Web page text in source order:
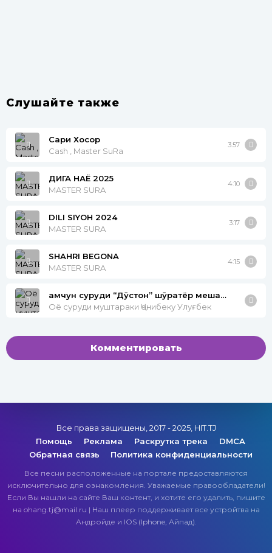
Слушайте также
Сари Хосор
Cash , Master SuRa
3:57
ДИГА НАЁ 2025
MASTER SURA
4:10
DILI SIYOH 2024
MASTER SURA
3:17
SHAHRI BEGONA
MASTER SURA
4:15
ҳамчун суруди “Дӯстон” шӯҳратёр мешавад?
Оё суруди муштараки Ҷонибеку Улуғбек
Комментировать
Все права защищены, 2017 - 2025, HIT.TJ
Помощь
Реклама Раскрутка трека
DMCA
Обратная связь
Политика конфиденциальности
Все песни расположенные на портале предоставляются
исключительно для ознакомления. Уважаемые правообладатели!
Если Вы нашли на сайте Ваш контент, и хотите его удалить, пишите
на ohang.tj@mail.ru | Наш плеер поддерживает все устройтва на
Андройде и IOS (Iphone, Айпад).